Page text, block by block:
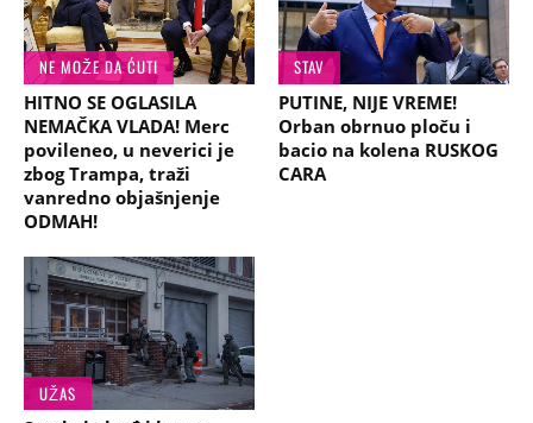
NE MOŽE DA ĆUTI
HITNO SE OGLASILA
NEMAČKA VLADA! Merc
povileneo, u neverici je
zbog Trampa, traži
vanredno objašnjenje
ODMAH!
STAV
PUTINE, NIJE VREME!
Orban obrnuo ploču i
bacio na kolena RUSKOG
CARA
UŽAS